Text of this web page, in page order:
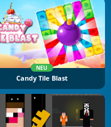
NEU
Candy Tile Blast